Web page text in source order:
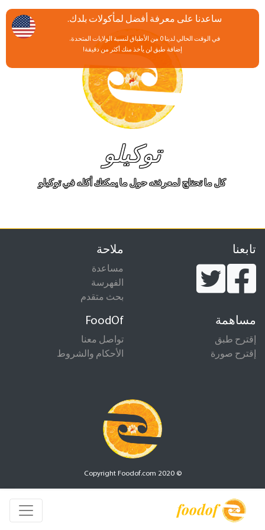
foodof
توكيلو
كل ما تحتاج لمعرفته حول ما يمكنك أكله في توكيلو
تابعنا ملاحة
مساعدة
الفهرسة
بحث متقدم
مساهمة
إقترح طبق
إقترح صورة
FoodOf
تواصل معنا
الأحكام والشروط
© Copyright Foodof.com 2020
ساعدنا على معرفة أفضل لمأكولات بلدك.
في الوقت الحالي لدينا 0 من الأطباق لنسبة الولايات المتحدة.
إضافة طبق لن يأخذ منك أكثر من دقيقة!